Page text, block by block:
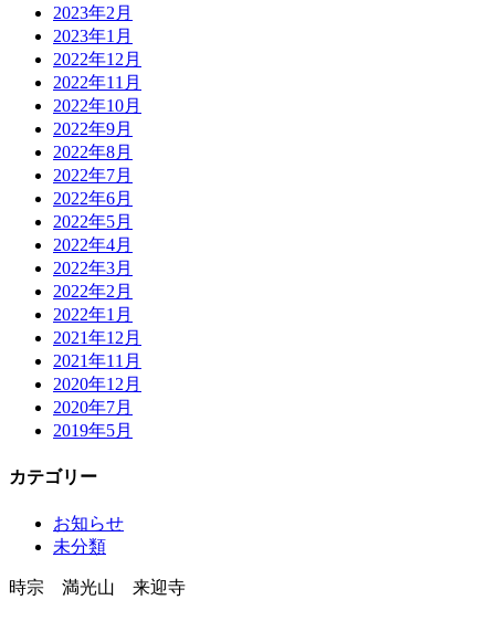
2023年2月
2023年1月
2022年12月
2022年11月
2022年10月
2022年9月
2022年8月
2022年7月
2022年6月
2022年5月
2022年4月
2022年3月
2022年2月
2022年1月
2021年12月
2021年11月
2020年12月
2020年7月
2019年5月
カテゴリー
お知らせ
未分類
時宗 満光山 来迎寺